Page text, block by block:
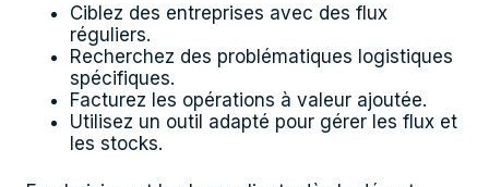
Ciblez des entreprises avec des flux
réguliers.
Recherchez des problématiques logistiques
spécifiques.
Facturez les opérations à valeur ajoutée.
Utilisez un outil adapté pour gérer les flux et
les stocks.